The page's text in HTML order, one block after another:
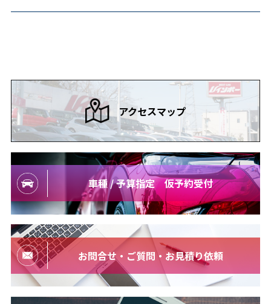
アクセスマップ
車種 / 予算指定 仮予約受付
お問合せ・ご質問・お見積り依頼